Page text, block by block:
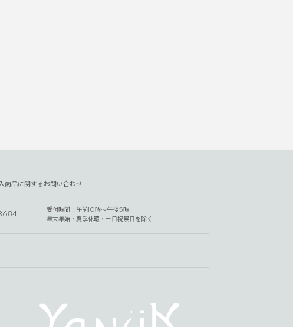
商品に関するお問い合わせ
受付時間：午前10時～午後5時
年末年始・夏季休暇・土日祝祭日を除く